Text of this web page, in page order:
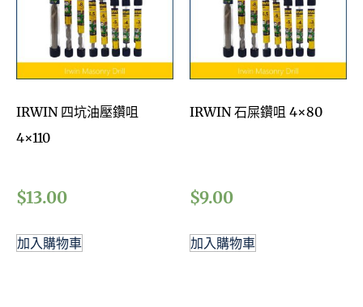
IRWIN 四坑油壓鑽咀
4×110
$13.00
加入購物車
IRWIN 石屎鑽咀 4×80
$9.00
加入購物車